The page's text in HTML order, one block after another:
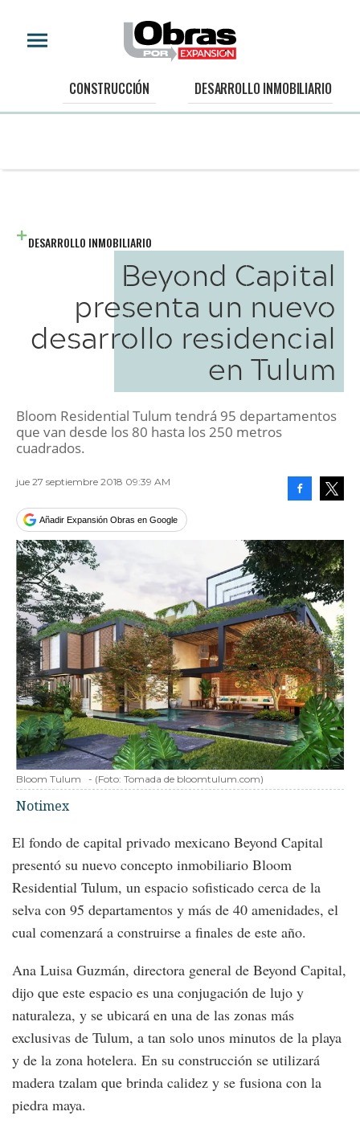
CONSTRUCCIÓN DESARROLLO INMOBILIARIO
DESARROLLO INMOBILIARIO
Beyond Capital
presenta un nuevo
desarrollo residencial
en Tulum
Bloom Residential Tulum tendrá 95 departamentos
que van desde los 80 hasta los 250 metros
cuadrados.
jue 27 septiembre 2018 09:39 AM
Añadir Expansión Obras en Google
Bloom Tulum - (Foto: Tomada de bloomtulum.com)
Notimex
El fondo de capital privado mexicano Beyond Capital
presentó su nuevo concepto inmobiliario Bloom
Residential Tulum, un espacio sofisticado cerca de la
selva con 95 departamentos y más de 40 amenidades, el
cual comenzará a construirse a finales de este año.
Ana Luisa Guzmán, directora general de Beyond Capital,
dijo que este espacio es una conjugación de lujo y
naturaleza, y se ubicará en una de las zonas más
exclusivas de Tulum, a tan solo unos minutos de la playa
y de la zona hotelera. En su construcción se utilizará
madera tzalam que brinda calidez y se fusiona con la
piedra maya.